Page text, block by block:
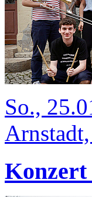
So.,
Konzert